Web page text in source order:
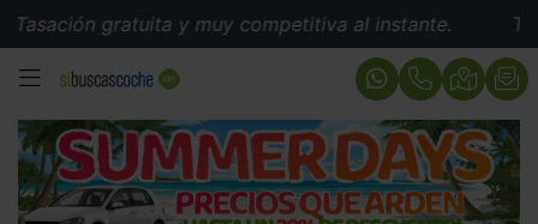
gratuita y muy competitiva al instante.
MENÚ